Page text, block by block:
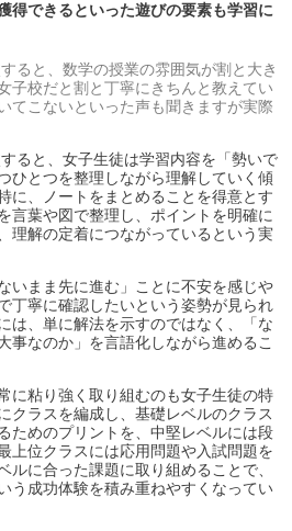
得できるといった遊びの要素も学習に
ると、数学の授業の雰囲気が割と大き
子校だと割と丁寧にきちんと教えてい
てこないといった声も聞きますが実際
ると、女子生徒は学習内容を「勢いで
ひとつを整理しながら理解していく傾
に、ノートをまとめることを得意とす
言葉や図で整理し、ポイントを明確に
理解の定着につながっているという実
いまま先に進む」ことに不安を感じや
丁寧に確認したいという姿勢が見られ
は、単に解法を示すのではなく、「な
事なのか」を言語化しながら進めるこ
に粘り強く取り組むのも女子生徒の特
クラスを編成し、基礎レベルのクラス
ためのプリントを、中堅レベルには段
上位クラスには応用問題や入試問題を
ルに合った課題に取り組めることで、
う成功体験を積み重ねやすくなってい